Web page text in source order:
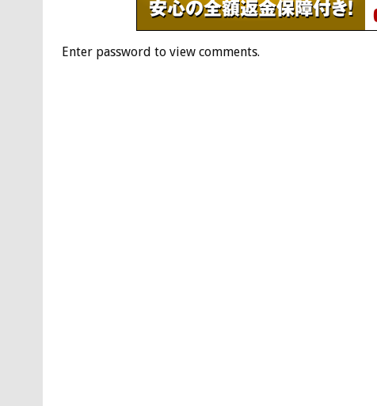
Enter password to view comments.